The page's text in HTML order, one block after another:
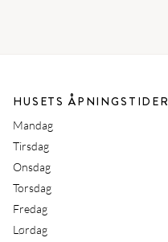
HUSETS ÅPNINGSTIDER
Mandag
Tirsdag
Onsdag
Torsdag
Fredag
Lørdag